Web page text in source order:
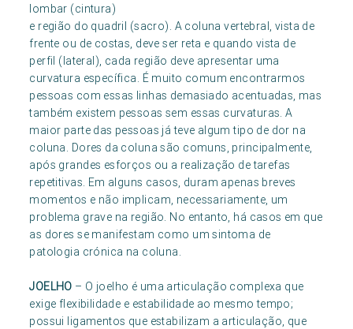
lombar (cintura)
e região do quadril (sacro). A coluna vertebral, vista de
frente ou de costas, deve ser reta e quando vista de
perfil (lateral), cada região deve apresentar uma
curvatura específica. É muito comum encontrarmos
pessoas com essas linhas demasiado acentuadas, mas
também existem pessoas sem essas curvaturas. A
maior parte das pessoas já teve algum tipo de dor na
coluna. Dores da coluna são comuns, principalmente,
após grandes esforços ou a realização de tarefas
repetitivas. Em alguns casos, duram apenas breves
momentos e não implicam, necessariamente, um
problema grave na região. No entanto, há casos em que
as dores se manifestam como um sintoma de
patologia crónica na coluna.
JOELHO – O joelho é uma articulação complexa que
exige flexibilidade e estabilidade ao mesmo tempo;
possui ligamentos que estabilizam a articulação, que